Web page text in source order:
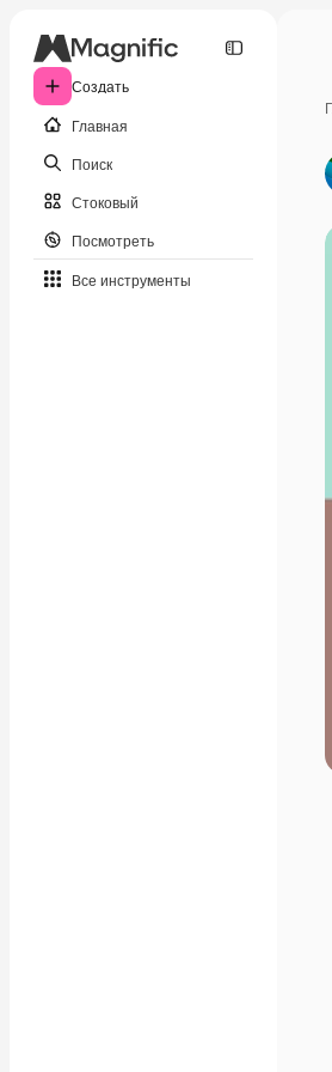
Создать
Главная
Поиск
Стоковый
Посмотреть
Все инструменты